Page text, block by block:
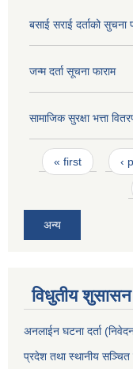
बसाई सराई दर्ताको सुचना
जन्म दर्ता सूचना फाराम
सामाजिक सुरक्षा भत्ता
Pages
« first ‹
अन्य
विधुतीय
अनलाईन घटना दर्ता
प्रदेश तथा स्थानीय